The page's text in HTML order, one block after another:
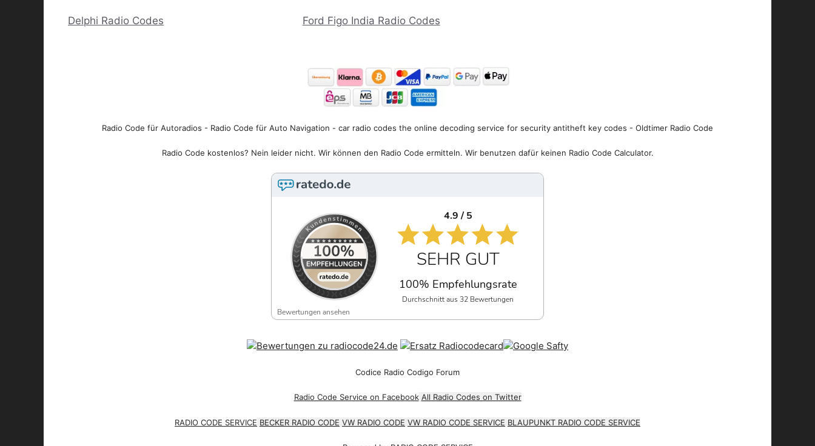
Delphi Radio Codes Ford Figo India Radio Codes
Radio Code für Autoradios - Radio Code für Auto Navigation - car radio codes the online decoding service for security antitheft key codes - Oldtimer Radio Code
Radio Code kostenlos? Nein leider nicht. Wir können den Radio Code ermitteln. Wir benutzen dafür keinen Radio Code Calculator.
4.9 / 5
SEHR GUT
100% Empfehlungsrate
Durchschnitt aus 32 Bewertungen
Bewertungen ansehen
Codice Radio Codigo Forum
Radio Code Service on Facebook All Radio Codes on Twitter
RADIO CODE SERVICE BECKER RADIO CODE VW RADIO CODE VW RADIO CODE SERVICE BLAUPUNKT RADIO CODE SERVICE